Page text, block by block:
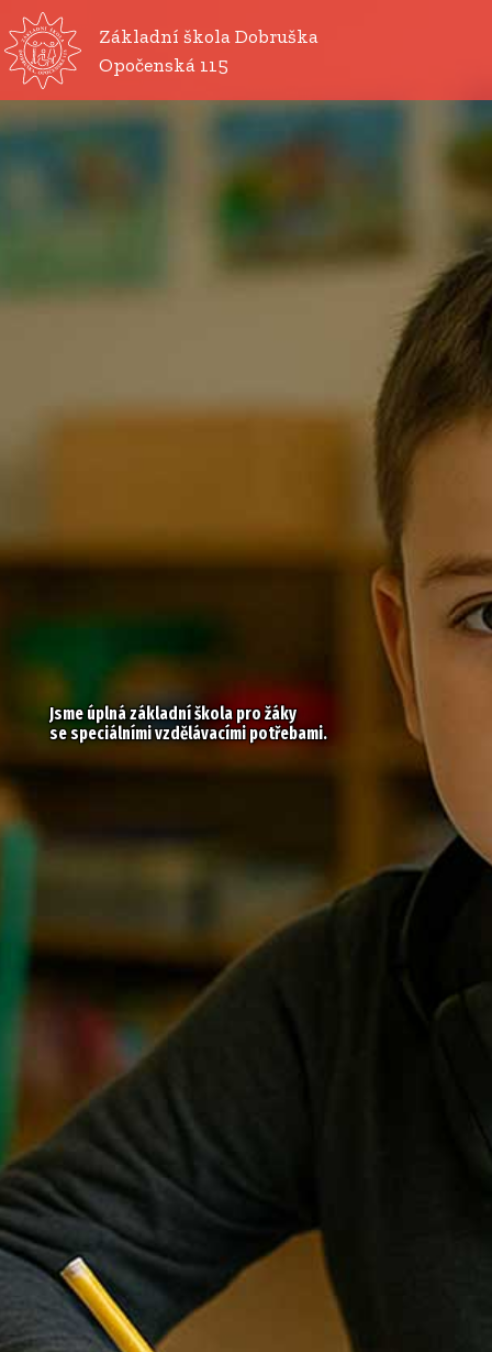
Základní škola Dobruška
Opočenská 115
Jsme úplná základní škola pro žáky
se speciálními vzdělávacími potřebami.